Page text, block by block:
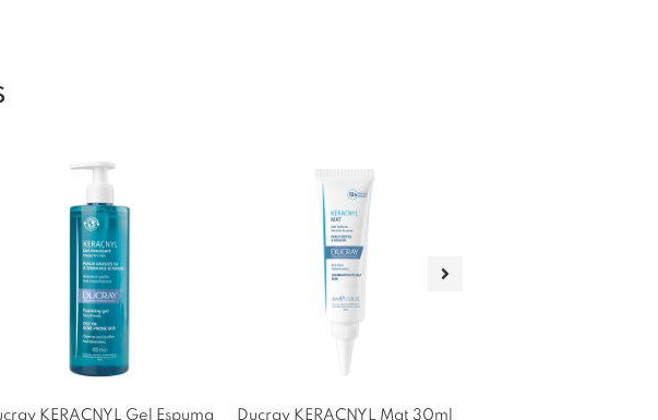
KERACNYL Gel Espuma
Ducray KERACNYL Mat 30ml